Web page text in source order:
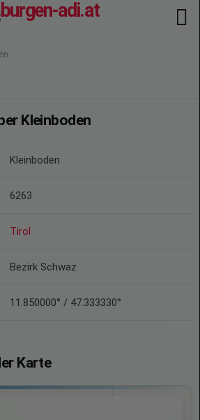
Kleinboden
Kleinboden
6263
Tirol
Bezirk Schwaz
11.850000° / 47.333330°
Karte